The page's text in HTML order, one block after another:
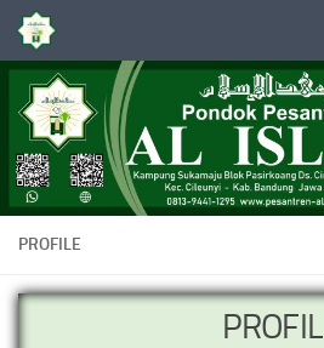
Skip to content
PROFILE
PROFIL